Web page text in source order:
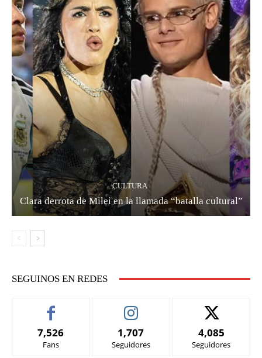
CULTURA
Clara derrota de Milei en la llamada “batalla cultural”
SEGUINOS EN REDES
7,526
Fans
1,707
Seguidores
4,085
Seguidores